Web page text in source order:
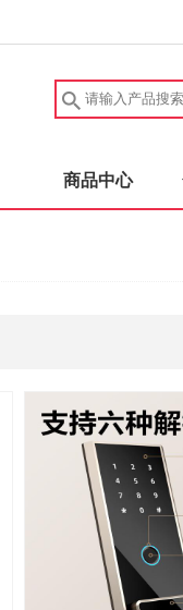
商品中心